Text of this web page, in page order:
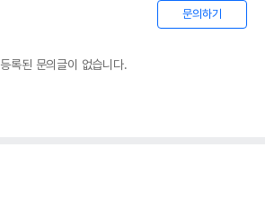
문의하기
등록된 문의글이 없습니다.